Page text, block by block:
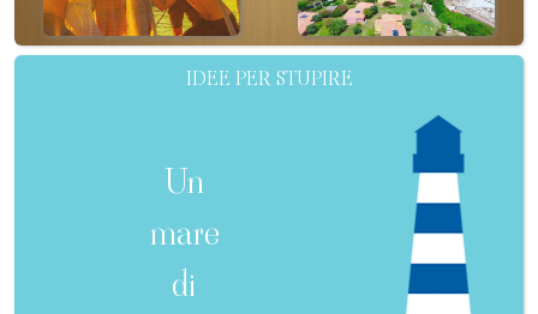
IDEE PER STUPIRE
Un
mare
di